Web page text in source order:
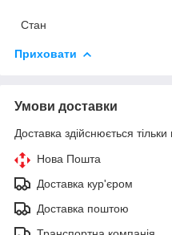
Стан
Приховати
Умови доставки
Доставка здійснюється
Нова Пошта
Доставка кур'єром
Доставка поштою